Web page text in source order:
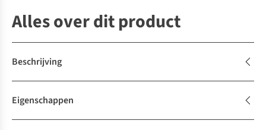
Alles over dit product
Beschrijving
Eigenschappen